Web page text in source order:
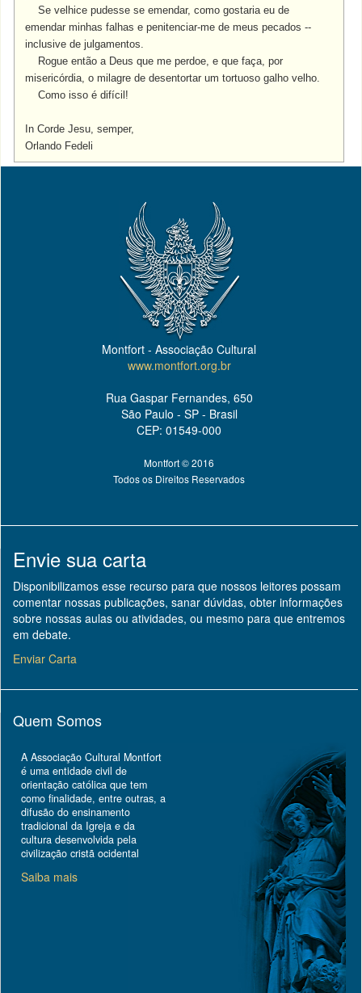
Se velhice pudesse se emendar, como gostaria eu de
emendar minhas falhas e penitenciar-me de meus pecados --
inclusive de julgamentos.
Rogue então a Deus que me perdoe, e que faça, por
misericórdia, o milagre de desentortar um tortuoso galho velho.
Como isso é difícil!
In Corde Jesu, semper,
Orlando Fedeli
Montfort - Associação Cultural
www.montfort.org.br
Rua Gaspar Fernandes, 650
São Paulo - SP - Brasil
CEP: 01549-000
Montfort © 2016
Todos os Direitos Reservados
Envie sua carta
Disponibilizamos esse recurso para que nossos leitores possam
comentar nossas publicações, sanar dúvidas, obter informações
sobre nossas aulas ou atividades, ou mesmo para que entremos
em debate.
Enviar Carta
Quem Somos
A Associação Cultural Montfort
é uma entidade civil de
orientação católica que tem
como finalidade, entre outras, a
difusão do ensinamento
tradicional da Igreja e da
cultura desenvolvida pela
civilização cristã ocidental
Saiba mais